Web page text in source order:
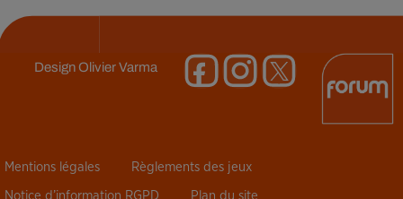
DesignOlivier Varma
Mentions légales Règlements des jeux
Notice d’information RGPD Plan du site